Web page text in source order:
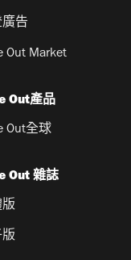
告
Out Market
Out產品
Out全球
Out 雜誌
版
版